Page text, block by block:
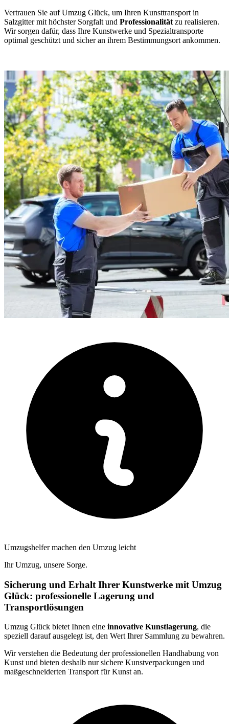
Vertrauen Sie auf Umzug Glück, um Ihren Kunsttransport in
Salzgitter mit höchster Sorgfalt und Professionalität zu realisieren.
Wir sorgen dafür, dass Ihre Kunstwerke und Spezialtransporte
optimal geschützt und sicher an ihrem Bestimmungsort ankommen.
Umzugshelfer machen den Umzug leicht
Ihr Umzug, unsere Sorge.
Sicherung und Erhalt Ihrer Kunstwerke mit Umzug
Glück: professionelle Lagerung und
Transportlösungen
Umzug Glück bietet Ihnen eine innovative Kunstlagerung, die
speziell darauf ausgelegt ist, den Wert Ihrer Sammlung zu bewahren.
Wir verstehen die Bedeutung der professionellen Handhabung von
Kunst und bieten deshalb nur sichere Kunstverpackungen und
maßgeschneiderten Transport für Kunst an.